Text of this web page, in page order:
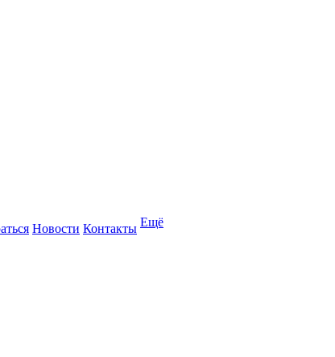
Новости Контакты Ещё